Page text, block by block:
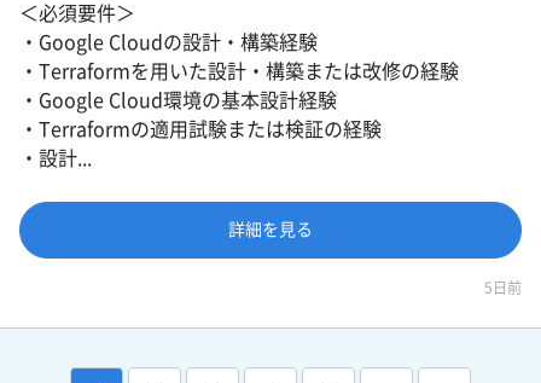
＜必須要件＞
・Google Cloudの設計・構築経験
・Terraformを用いた設計・構築または改修の経験
・Google Cloud環境の基本設計経験
・Terraformの適用試験または検証の経験
・設計...
詳細を見る
5日前